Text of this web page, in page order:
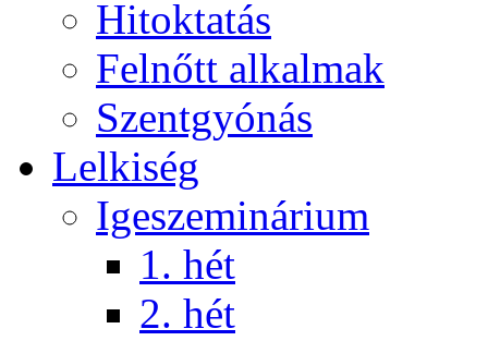
Hitoktatás
Felnőtt alkalmak
Szentgyónás
Lelkiség
Igeszeminárium
1. hét
2. hét